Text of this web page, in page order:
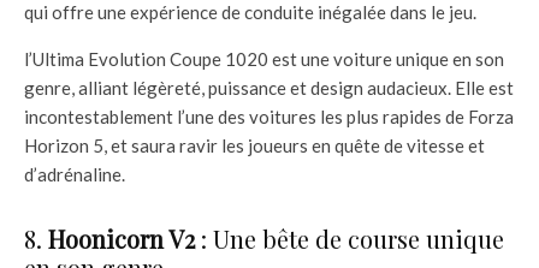
qui offre une expérience de conduite inégalée dans le jeu.
l’Ultima Evolution Coupe 1020 est une voiture unique en son
genre, alliant légèreté, puissance et design audacieux. Elle est
incontestablement l’une des voitures les plus rapides de Forza
Horizon 5, et saura ravir les joueurs en quête de vitesse et
d’adrénaline.
8. Hoonicorn V2: Une bête de course unique